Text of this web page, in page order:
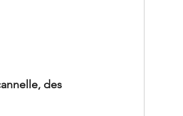
des